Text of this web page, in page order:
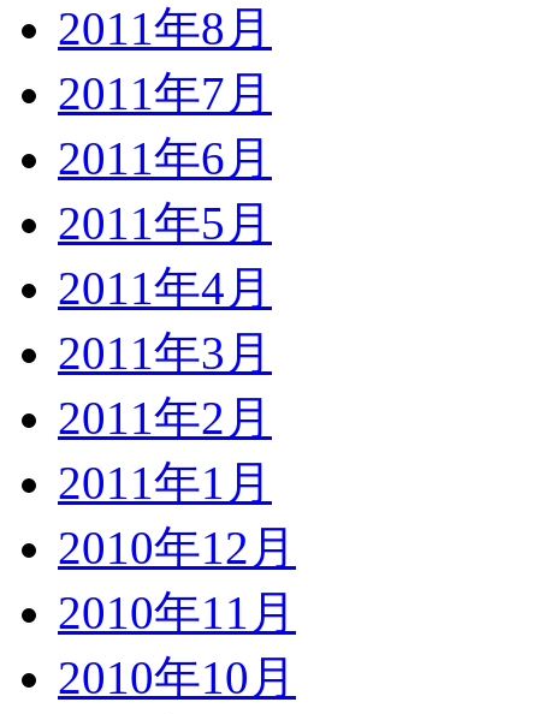
2011年8月
2011年7月
2011年6月
2011年5月
2011年4月
2011年3月
2011年2月
2011年1月
2010年12月
2010年11月
2010年10月